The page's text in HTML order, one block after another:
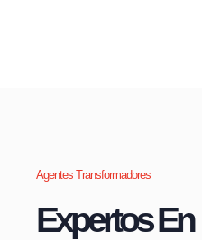
Agentes Transformadores
Expertos En